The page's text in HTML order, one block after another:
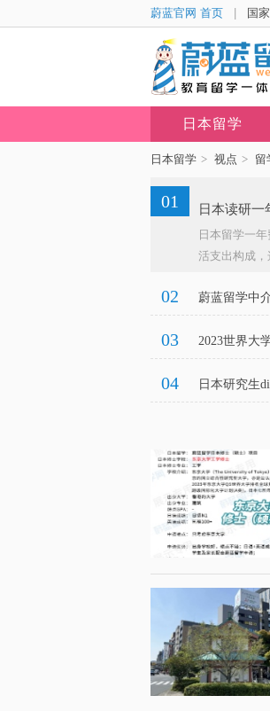
蔚蓝官网 首页 国
日本留学
日本留学 > 视点 > 留
01 日本读研一
日本留学一
活支出构成
02 蔚蓝留学中
03 2023世界大
04 日本研究生